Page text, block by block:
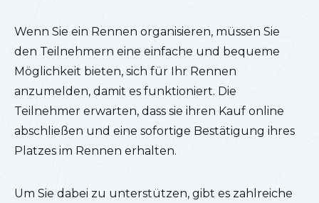
Wenn Sie ein Rennen organisieren, müssen Sie
den Teilnehmern eine einfache und bequeme
Möglichkeit bieten, sich für Ihr Rennen
anzumelden, damit es funktioniert. Die
Teilnehmer erwarten, dass sie ihren Kauf online
abschließen und eine sofortige Bestätigung ihres
Platzes im Rennen erhalten.
Um Sie dabei zu unterstützen, gibt es zahlreiche